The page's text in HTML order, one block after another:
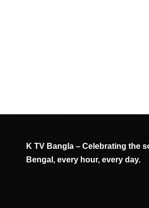
K TV Bangla – Celebrating the
Bengal, every hour, every day.